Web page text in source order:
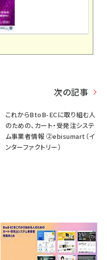
次の記事
これからBtoB-ECに取り組む人
のための、カート・受発注システ
ム事業者情報 ②ebisumart（イ
ンターファクトリー）